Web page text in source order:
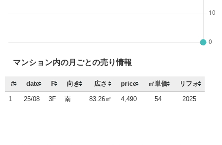
マンション内の月ごとの売り情報
# date F 向き 広さ price ㎡単価 リフォ
1 25/08 3F 南 83.26㎡ 4,490 54 2025